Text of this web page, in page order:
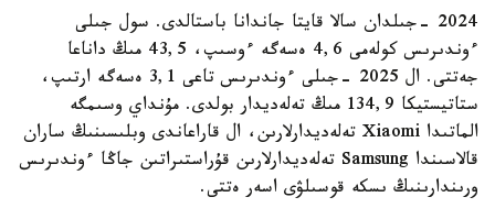
2024 -جىلدان سالا قايتا جاندانا باستالدى. سول جىلى
ءوندىرىس كولەمى 4,6 ەسەگە ءوسىپ، 43,5 مىڭ داناعا
جەتتى. ال 2025 -جىلى ءوندىرىس تاعى 3,1 ەسەگە ارتىپ،
ستاتيستيكا 134,9 مىڭ تەلەديدار بولدى. مۇنداي وسىمگە
الماتىدا Xiaomi تەلەديدارلارىن، ال قاراعاندى وبلىسىنىڭ ساران
قالاسىندا Samsung تەلەديدارلارىن قۇراستىراتىن جاڭا ءوندىرىس
ورىندارىنىڭ ىسكە قوسىلۋى اسەر ەتتى.